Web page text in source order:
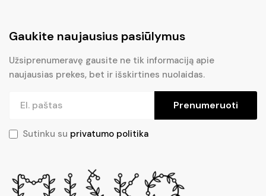
Gaukite naujausius pasiūlymus
Užsiprenumeravę gausite ne tik informaciją apie
naujausias prekes, bet ir išskirtines nuolaidas.
Prenumeruoti
Sutinku su privatumo politika